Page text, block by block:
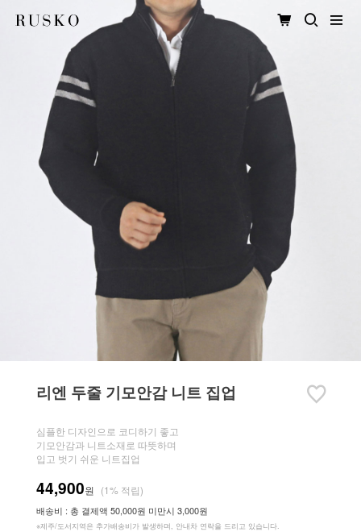
리엔 두줄 기모안감 니트 집업
심플한 디자인으로 코디하기 좋고
기모안감과 니트소재로 따뜻하며
입고 벗기 쉬운 니트집업
44,900원 (1% 적립)
배송비 : 총 결제액 50,000원 미만시 3,000원
※제주/도서지역은 추가배송비가 발생하며, 안내차 연락을 드리고 있습니다.